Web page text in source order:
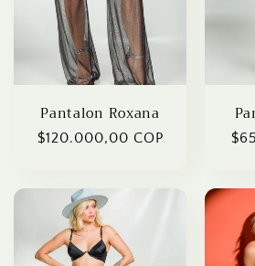
Pantalon Roxana
Regular
$120.000,00 COP